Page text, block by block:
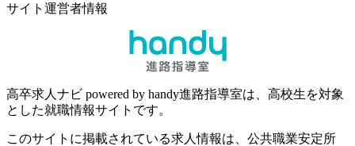
サイト運営者情報
高卒求人ナビ powered by handy進路指導室は、高校生を対象
とした就職情報サイトです。
このサイトに掲載されている求人情報は、公共職業安定所